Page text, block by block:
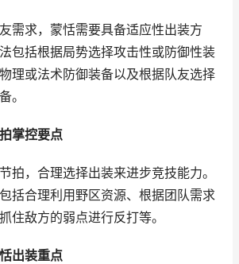
需求，蒙恬需要具备适应性出装方
包括根据局势选择攻击性或防御性装
理或法术防御装备以及根据队友选择
。
掌控要点
拍，合理选择出装来进步竞技能力。
括合理利用野区资源、根据团队需求
住敌方的弱点进行反打等。
出装重点